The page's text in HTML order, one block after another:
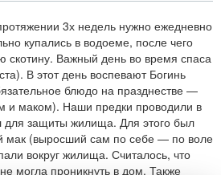
3х недель нужно ежедневно
купались в водоеме, после чего
скотину. Важный день во время спаса
В этот день воспевают Богинь
блюдо на празднестве —
и маком). Наши предки проводили в
для защиты жилища. Для этого был
мак (выросший сам по себе — по воле
вокруг жилища. Считалось, что
могла проникнуть в дом. Также